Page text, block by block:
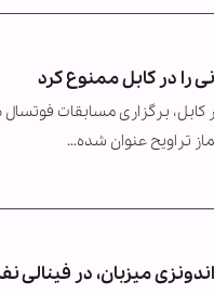
را در کابل ممنوع کرد
برگزاری مسابقات
تراویح عنوان شده…
میزبان، در فینالی